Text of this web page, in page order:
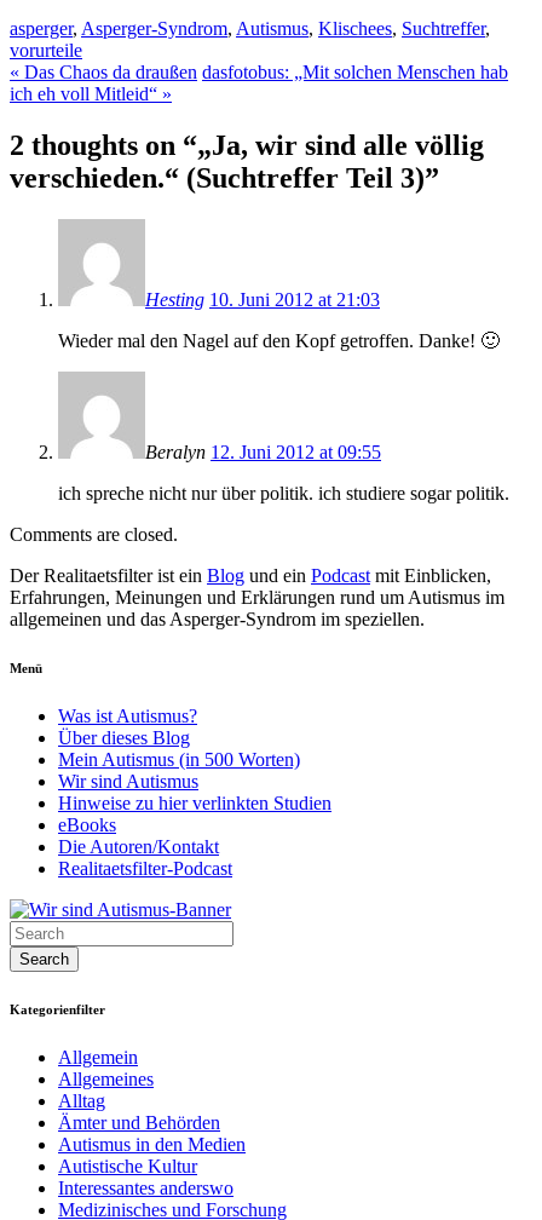
asperger, Asperger-Syndrom, Autismus, Klischees, Suchtreffer,
vorurteile
« Das Chaos da draußen dasfotobus: „Mit solchen Menschen hab
ich eh voll Mitleid“ »
2 thoughts on “„Ja, wir sind alle völlig
verschieden.“ (Suchtreffer Teil 3)”
Hesting 10. Juni 2012 at 21:03
Wieder mal den Nagel auf den Kopf getroffen. Danke! 🙂
Beralyn 12. Juni 2012 at 09:55
ich spreche nicht nur über politik. ich studiere sogar politik.
Comments are closed.
Der Realitaetsfilter ist ein Blog und ein Podcast mit Einblicken,
Erfahrungen, Meinungen und Erklärungen rund um Autismus im
allgemeinen und das Asperger-Syndrom im speziellen.
Menü
Was ist Autismus?
Über dieses Blog
Mein Autismus (in 500 Worten)
Wir sind Autismus
Hinweise zu hier verlinkten Studien
eBooks
Die Autoren/Kontakt
Realitaetsfilter-Podcast
Kategorienfilter
Allgemein
Allgemeines
Alltag
Ämter und Behörden
Autismus in den Medien
Autistische Kultur
Interessantes anderswo
Medizinisches und Forschung